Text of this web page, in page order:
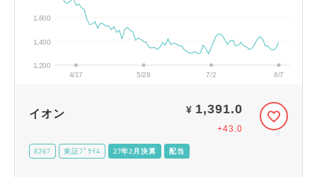
1,200
1,400
1,600
4/17 5/28 7/2 8/7
イオン ¥ 1,391.0
+43.0
8267 東証ﾌﾟﾗｲﾑ 27年2月決算 配当